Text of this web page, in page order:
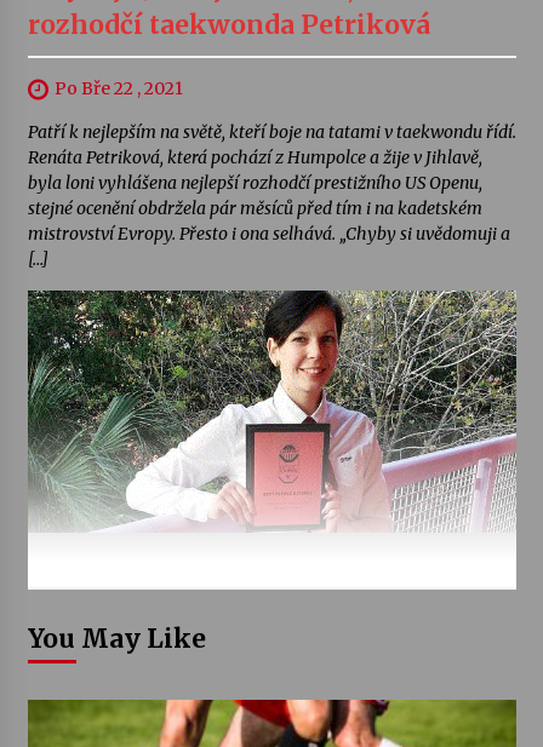
rozhodčí taekwonda Petriková
Po Bře 22 , 2021
Patří k nejlepším na světě, kteří boje na tatami v taekwondu řídí.
Renáta Petriková, která pochází z Humpolce a žije v Jihlavě,
byla loni vyhlášena nejlepší rozhodčí prestižního US Openu,
stejné ocenění obdržela pár měsíců před tím i na kadetském
mistrovství Evropy. Přesto i ona selhává. „Chyby si uvědomuji a
[…]
You May Like